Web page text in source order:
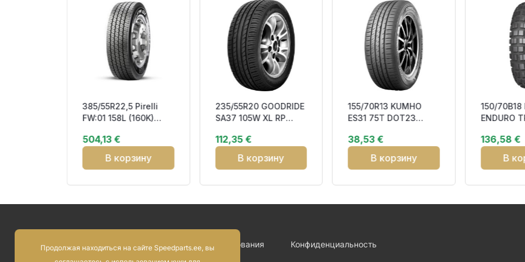
385/55R22,5 Pirelli
FW:01 158L (160K)
SteerAndTrailer
504,13 €
В корзину
235/55R20 GOODRIDE
SA37 105W XL RP
112,35 €
В корзину
155/70R13 KUMHO
ES31 75T DOT23
38,53 €
В корзину
150/
ENDURO
OFF ROAD
136,58 €
В
Условия пользования Конфиденциальность
Продолжая находиться на сайте Speedparts.ee, вы